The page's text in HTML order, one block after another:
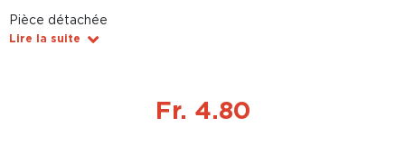
Pièce détachée
Lire la suite
Fr. 4.80